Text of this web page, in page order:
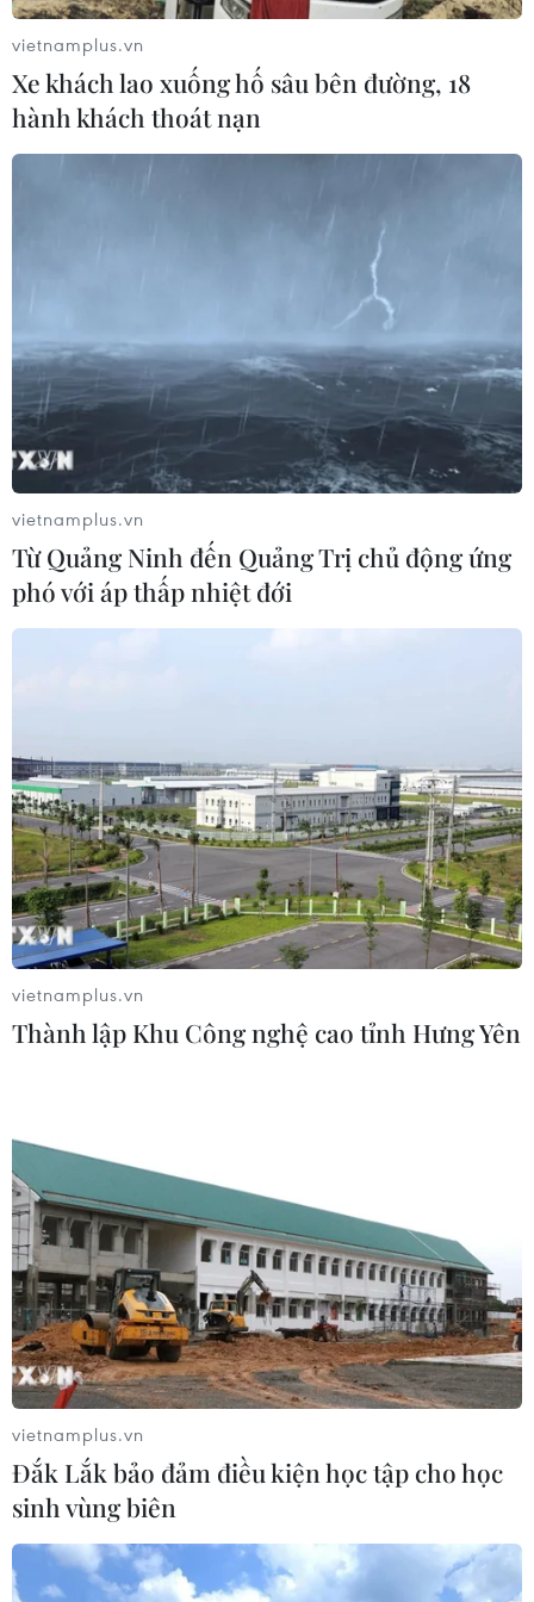
Tây Ban Nha phát trực tiếp nhật thực
toàn phần từ độ cao 9.000 m
Tàu chở hàng của Thổ Nhĩ Kỳ bị tấn
04/08/2026 05:54
Vì sao Google khiến Mỹ và
EU đối đầu về chủ quyền số?
04/08/2026 04:13
Bí mật sau những chung cư không
niên hạn ở Pháp
04/08/2026 01:03
Ukraine tiếp tục dội UAV vào
kho hàng của nền tảng bán lẻ lớn tại
Nga
Lãnh đạo EU kêu gọi 'hành động
thống nhất' về biên giới
03/08/2026 14:35
Xem thêm
CƠ QUAN CHỦ QUẢN: THÔNG TẤN XÃ VIỆT NAM
Tổng Biên tập: TRẦN TIẾN DUẨN
Phó Tổng Biên tập: NGUYỄN THỊ TÁM, KHÚC THANH
vietnamplus.vn
Xe khách lao xuống hố sâu bên đường, 18
hành khách thoát nạn
vietnamplus.vn
Từ Quảng Ninh đến Quảng Trị chủ động ứng
phó với áp thấp nhiệt đới
vietnamplus.vn
Thành lập Khu Công nghệ cao tỉnh Hưng Yên
vietnamplus.vn
Đắk Lắk bảo đảm điều kiện học tập cho học
sinh vùng biên